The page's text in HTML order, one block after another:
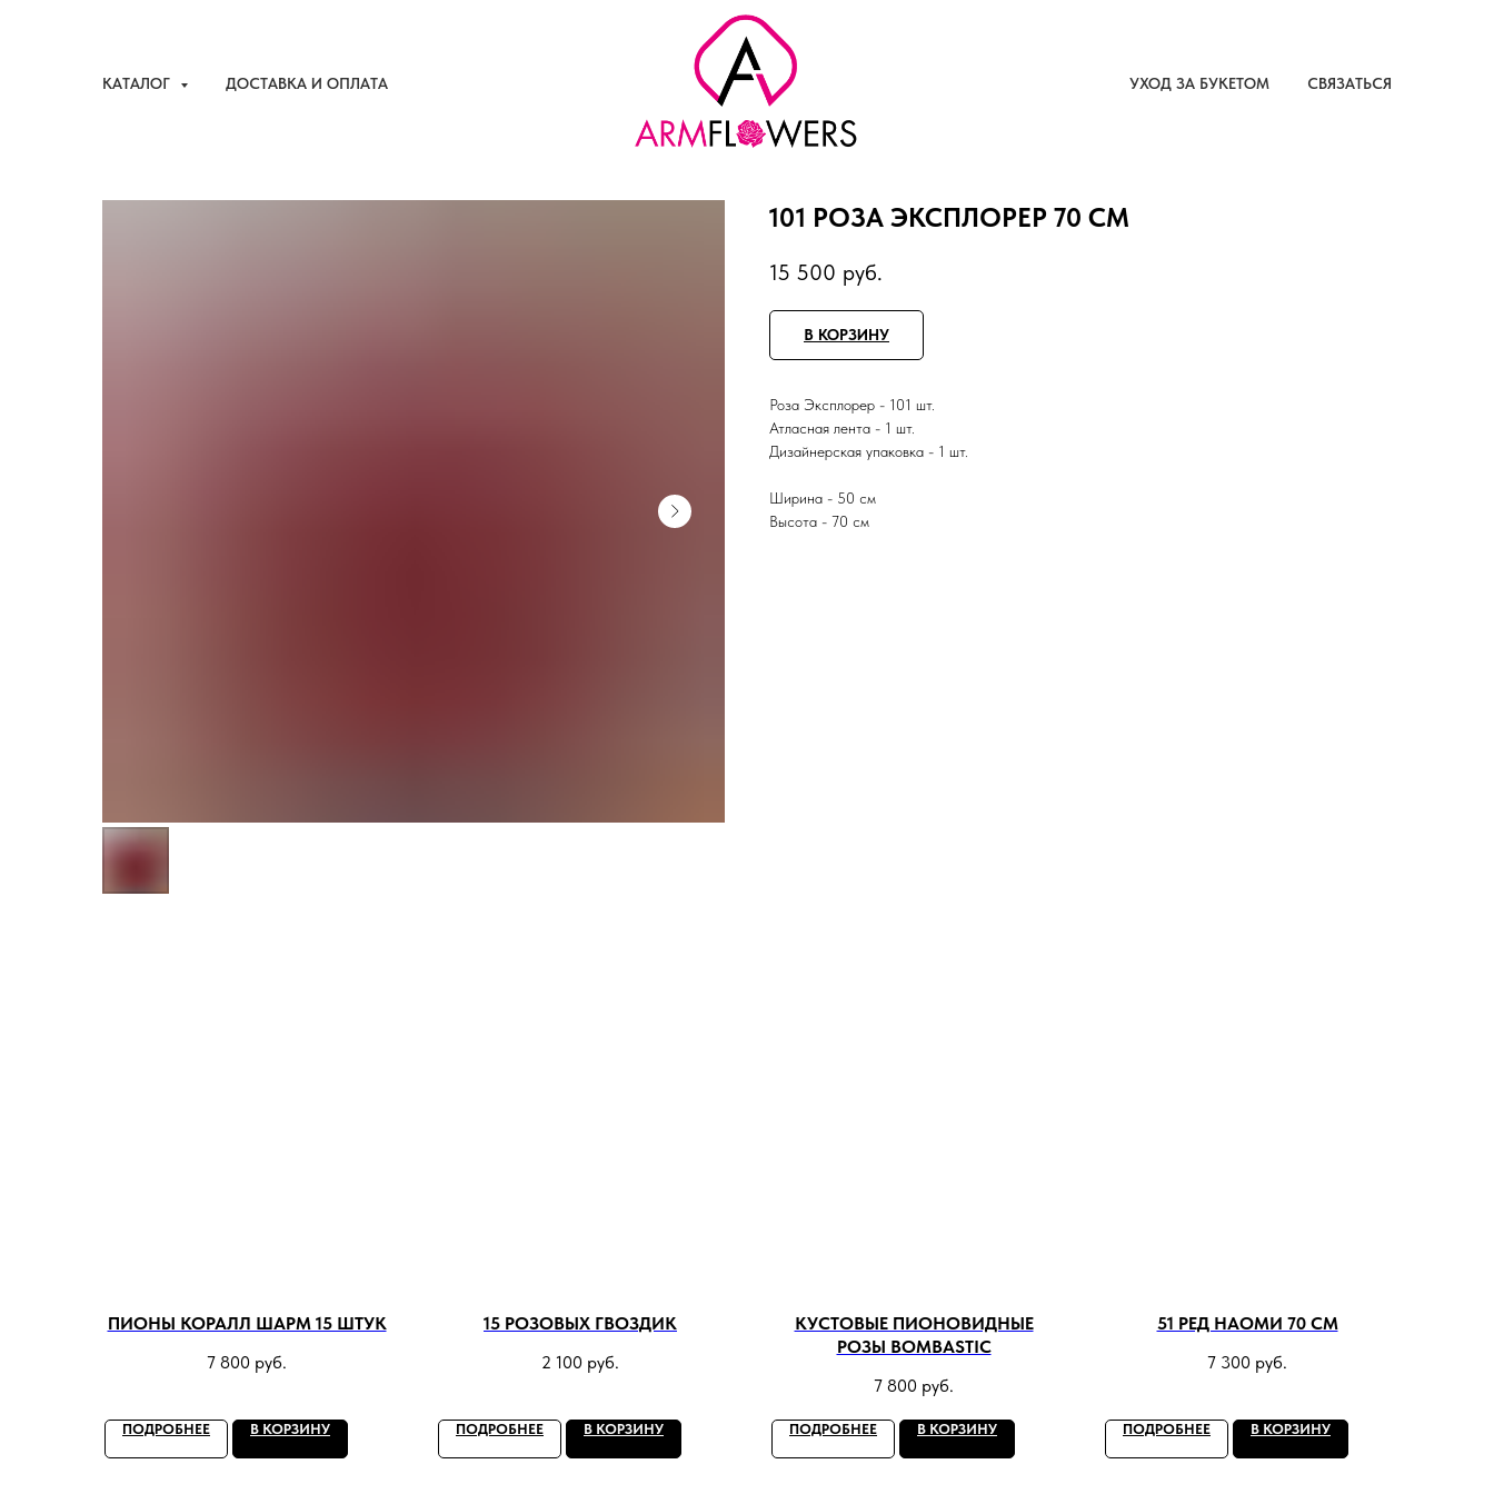
КАТАЛОГ ДОСТАВКА И ОПЛАТА УХОД ЗА БУКЕТОМ СВЯЗАТЬСЯ
101 РОЗА ЭКСПЛОРЕР 70 СМ
15 500 руб.
В КОРЗИНУ
Роза Эксплорер - 101 шт.
Атласная лента - 1 шт.
Дизайнерская упаковка - 1 шт.
Ширина - 50 см
Высота - 70 см
ПИОНЫ КОРАЛЛ ШАРМ 15 ШТУК
7 800 руб.
ПОДРОБНЕЕ В КОРЗИНУ
15 РОЗОВЫХ ГВОЗДИК
2 100 руб.
ПОДРОБНЕЕ В КОРЗИНУ
КУСТОВЫЕ ПИОНОВИДНЫЕ
РОЗЫ BOMBASTIC
7 800 руб.
ПОДРОБНЕЕ В КОРЗИНУ
51 РЕД НАОМИ 70 СМ
7 300 руб.
ПОДРОБНЕЕ В КОРЗИНУ